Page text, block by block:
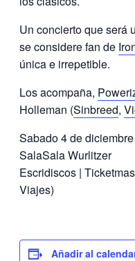
Un concierto que será
se considere fan de
única e irrepetible.
Los acompaña,
Holleman (Sinbreed,
Sabado 4 de
SalaSala Wurlitzer
Escridiscos |
Viajes)
Añadir al